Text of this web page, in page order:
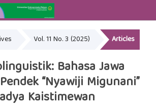
Online ISSN: 2715-4564
Print ISSN: 2443-3667
Vol. 11 No. 3 (2025) Articles
Bahasa Jawa
“Nyawiji Migunani”
Kaistimewan